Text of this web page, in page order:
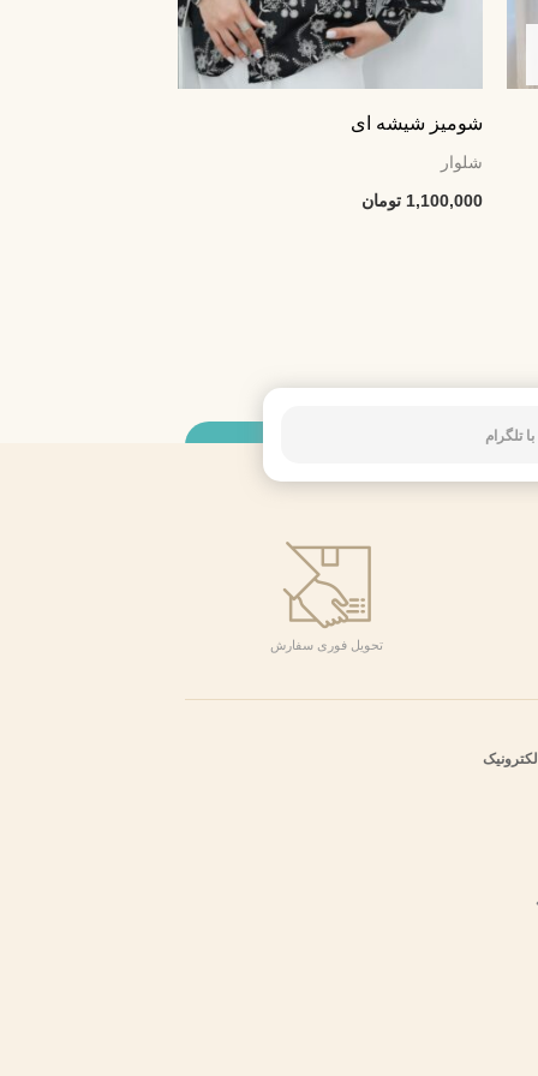
شومیز شیشه ای
شلوار
1,100,000 تومان
تلگرام
تحویل فوری سفارش